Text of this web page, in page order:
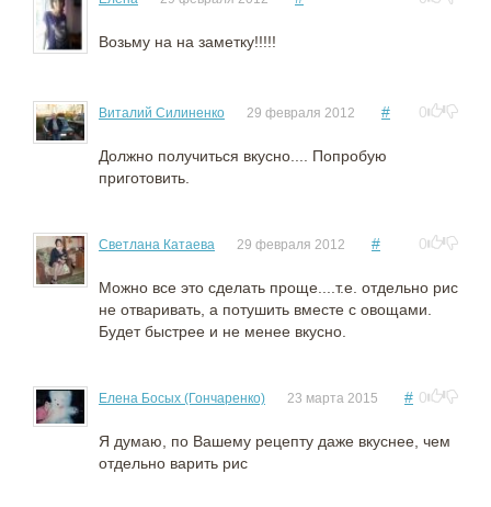
Возьму на на заметку!!!!!
Виталий Силиненко 29 февраля 2012 # 0
Должно получиться вкусно.... Попробую
приготовить.
Светлана Катаева 29 февраля 2012 # 0
Можно все это сделать проще....т.е. отдельно рис
не отваривать, а потушить вместе с овощами.
Будет быстрее и не менее вкусно.
Елена Босых (Гончаренко) 23 марта 2015 # 0
Я думаю, по Вашему рецепту даже вкуснее, чем
отдельно варить рис